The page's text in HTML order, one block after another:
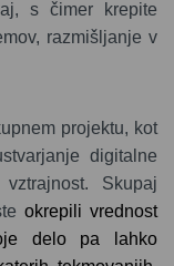
s čimer krepite
razmišljanje v
projektu, kot
digitalne
Skupaj
okrepili vrednost
delo pa lahko